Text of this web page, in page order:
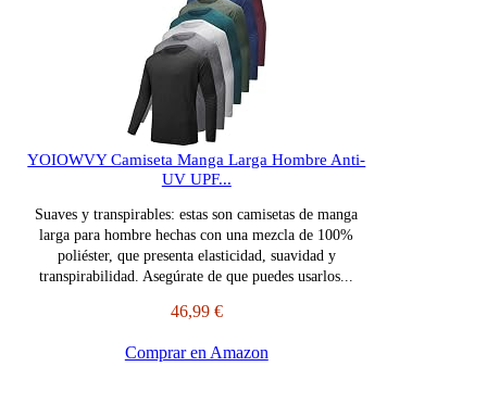
YOIOWVY Camiseta Manga Larga Hombre Anti-
UV UPF...
Suaves y transpirables: estas son camisetas de manga
larga para hombre hechas con una mezcla de 100%
poliéster, que presenta elasticidad, suavidad y
transpirabilidad. Asegúrate de que puedes usarlos...
46,99 €
Comprar en Amazon